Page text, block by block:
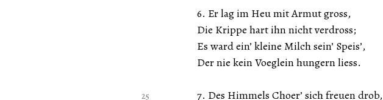
6. Er lag im Heu mit Armut gross,
Die Krippe hart ihn nicht verdross;
Es ward ein’ kleine Milch sein’ Speis’,
Der nie kein Voeglein hungern liess.
7. Des Himmels Choer’ sich freuen drob,